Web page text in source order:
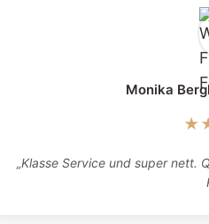
Monika
„Klasse Service und super nett.